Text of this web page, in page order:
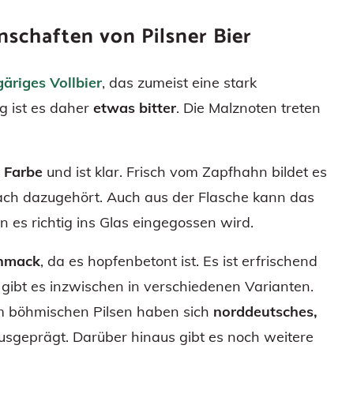
von Pilsner Bier
Vollbier, das zumeist eine stark
ist es daher etwas bitter. Die Malznoten treten
und ist klar. Frisch vom Zapfhahn bildet es
dazugehört. Auch aus der Flasche kann das
es richtig ins Glas eingegossen wird.
, da es hopfenbetont ist. Es ist erfrischend
es inzwischen in verschiedenen Varianten.
böhmischen Pilsen haben sich norddeutsches,
Darüber hinaus gibt es noch weitere